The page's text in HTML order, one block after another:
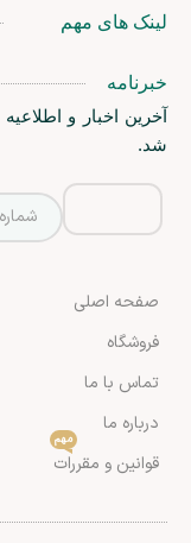
لینک های مهم
خبرنامه
آخرین اخبار و
شد.
صفحه اصلی
فروشگاه
تماس با ما
درباره ما
قوانین و مقررات
مهم